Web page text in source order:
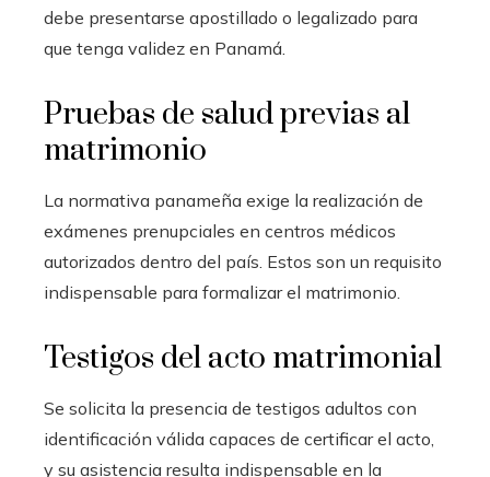
debe presentarse apostillado o legalizado para
que tenga validez en Panamá.
Pruebas de salud previas al
matrimonio
La normativa panameña exige la realización de
exámenes prenupciales en centros médicos
autorizados dentro del país. Estos son un requisito
indispensable para formalizar el matrimonio.
Testigos del acto matrimonial
Se solicita la presencia de testigos adultos con
identificación válida capaces de certificar el acto,
y su asistencia resulta indispensable en la